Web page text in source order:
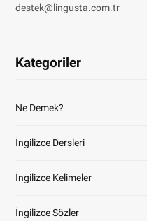
destek@lingusta.com.tr
Kategoriler
Ne Demek?
İngilizce Dersleri
İngilizce Kelimeler
İngilizce Sözler